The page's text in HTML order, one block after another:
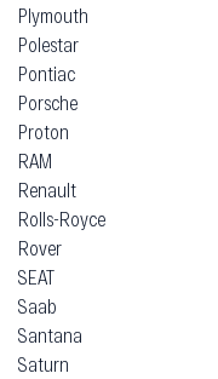
Plymouth
Polestar
Pontiac
Porsche
Proton
RAM
Renault
Rolls-Royce
Rover
SEAT
Saab
Santana
Saturn